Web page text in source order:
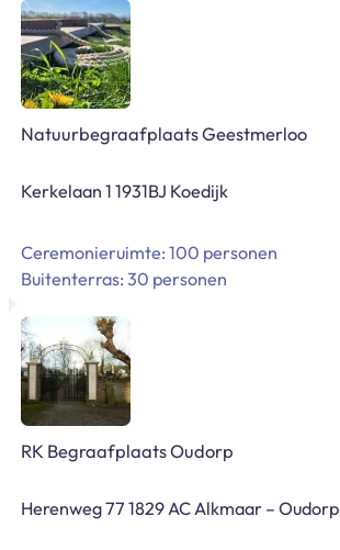
Natuurbegraafplaats Geestmerloo
Kerkelaan 1 1931BJ Koedijk
Ceremonieruimte: 100 personen
Buitenterras: 30 personen
RK Begraafplaats Oudorp
Herenweg 77 1829 AC Alkmaar – Oudorp